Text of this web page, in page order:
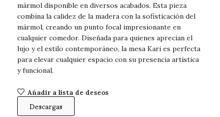
mármol disponible en diversos acabados. Esta pieza
combina la calidez de la madera con la sofisticación del
mármol, creando un punto focal impresionante en
cualquier comedor. Diseñada para quienes aprecian el
lujo y el estilo contemporáneo, la mesa Kari es perfecta
para elevar cualquier espacio con su presencia artística
y funcional.
Añadir a lista de deseos
Descargas